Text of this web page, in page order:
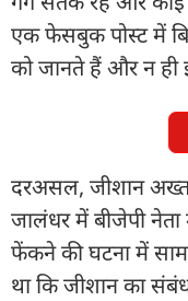
एक फेसबुक पोस्ट में
को जानते हैं और न ही
दरअसल, जीशान
जालंधर में बीजेपी नेता
फेंकने की घटना में
था कि जीशान का